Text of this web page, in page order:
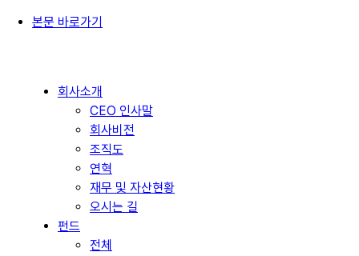
본문 바로가기
회사소개
CEO 인사말
회사비전
조직도
연혁
재무 및 자산현황
오시는 길
펀드
전체